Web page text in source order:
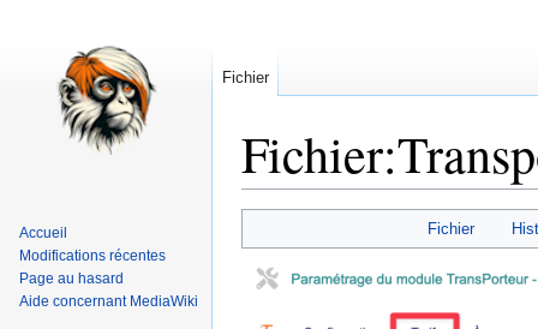
Fichier:
à
à
Fichier
Fichier
Accueil
Modifications récentes
Page au hasard
Aide concernant MediaWiki